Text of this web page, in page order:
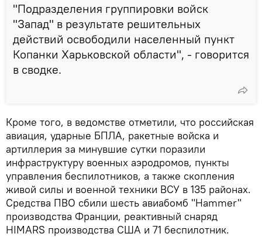
"Подразделения группировки войск
"Запад" в результате решительных
действий освободили населенный пункт
Копанки Харьковской области", - говорится
в сводке.
Кроме того, в ведомстве отметили, что российская
авиация, ударные БПЛА, ракетные войска и
артиллерия за минувшие сутки поразили
инфраструктуру военных аэродромов, пункты
управления беспилотников, а также скопления
живой силы и военной техники ВСУ в 135 районах.
Средства ПВО сбили шесть авиабомб "Hammer"
производства Франции, реактивный снаряд
HIMARS производства США и 71 беспилотник.